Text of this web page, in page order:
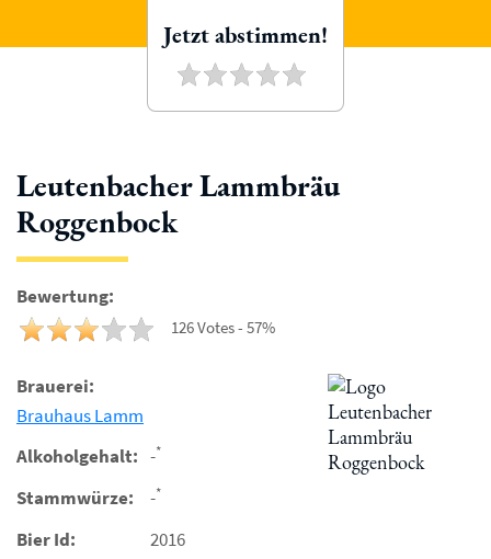
Leutenbacher Lammbräu
Roggenbock
Bewertung:
126 Votes - 57%
Brauerei:
Brauhaus Lamm
Alkoholgehalt: -*
Stammwürze: -*
Bier Id: 2016
Jetzt abstimmen!